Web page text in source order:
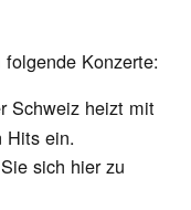
Konzerte:
Schweiz heizt mit
Hits ein.
sich hier zu